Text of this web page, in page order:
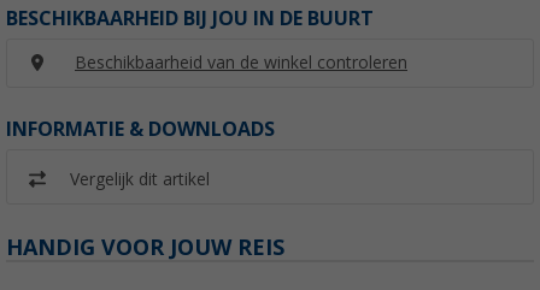
BESCHIKBAARHEID BIJ JOU IN DE BUURT
Beschikbaarheid van de winkel controleren
INFORMATIE & DOWNLOADS
Vergelijk dit artikel
HANDIG VOOR JOUW REIS